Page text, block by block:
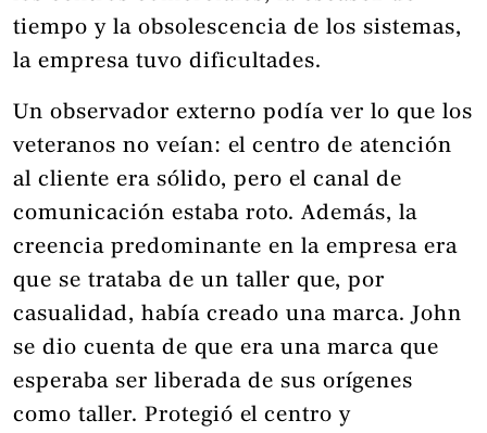
tiempo y la obsolescencia de los sistemas,
la empresa tuvo dificultades.
Un observador externo podía ver lo que los
veteranos no veían: el centro de atención
al cliente era sólido, pero el canal de
comunicación estaba roto. Además, la
creencia predominante en la empresa era
que se trataba de un taller que, por
casualidad, había creado una marca. John
se dio cuenta de que era una marca que
esperaba ser liberada de sus orígenes
como taller. Protegió el centro y